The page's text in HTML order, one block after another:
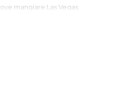
Dove mangiare Las Vegas